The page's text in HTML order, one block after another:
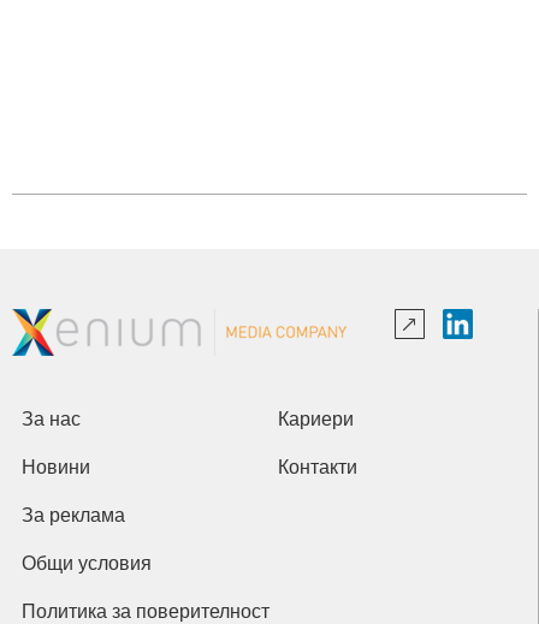
За нас Кариери
Новини Контакти
За реклама
Общи условия
Политика за поверителност